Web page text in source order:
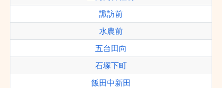
諏訪前
水農前
五台田向
石塚下町
飯田中新田